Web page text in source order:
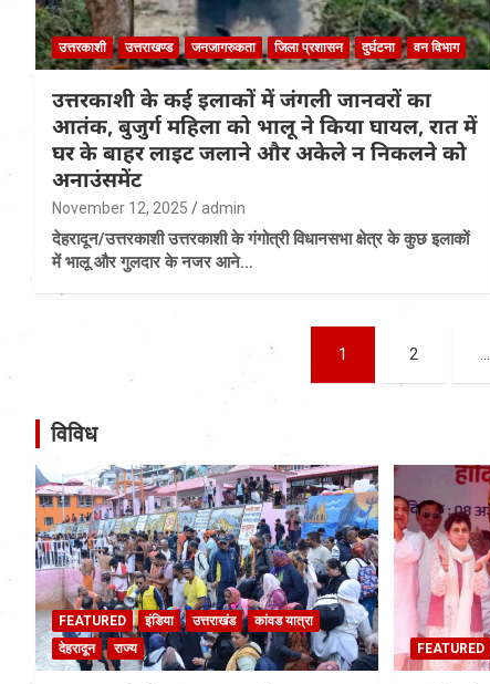
उत्तरकाशी उत्तराखण्ड जनजागरुकता जिला प्रशासन दुर्घटना वन विभाग
उत्तरकाशी के कई इलाकों में जंगली जानवरों का
आतंक, बुजुर्ग महिला को भालू ने किया घायल, रात में
घर के बाहर लाइट जलाने और अकेले न निकलने को
अनाउंसमेंट
November 12, 2025 admin
देहरादून/उत्तरकाशी उत्तरकाशी के गंगोत्री विधानसभा क्षेत्र के कुछ इलाकों
में भालू और गुलदार के नजर आने…
pagination
1 2 …
विविध
FEATURED इंडिया उत्तराखंड
कांवड यात्रा
देहरादून
राज्य FEATURED